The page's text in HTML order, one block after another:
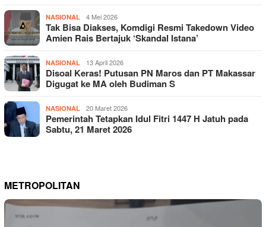
NASIONAL 4 Mei 2026
Tak Bisa Diakses, Komdigi Resmi Takedown Video
Amien Rais Bertajuk ‘Skandal Istana’
NASIONAL 13 April 2026
Disoal Keras! Putusan PN Maros dan PT Makassar
Digugat ke MA oleh Budiman S
NASIONAL 20 Maret 2026
Pemerintah Tetapkan Idul Fitri 1447 H Jatuh pada
Sabtu, 21 Maret 2026
METROPOLITAN